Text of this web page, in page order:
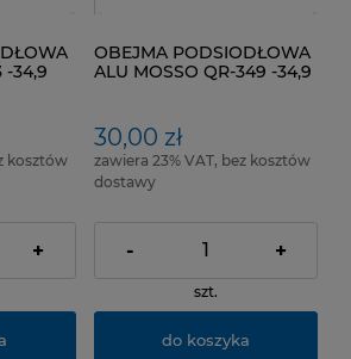
-34,9
kosztów
+
OBEJMA PODSIODŁOWA
ALU MOSSO QR-349 -34,9
30,00 zł
zawiera 23% VAT, bez kosztów
dostawy
- +
szt.
do koszyka